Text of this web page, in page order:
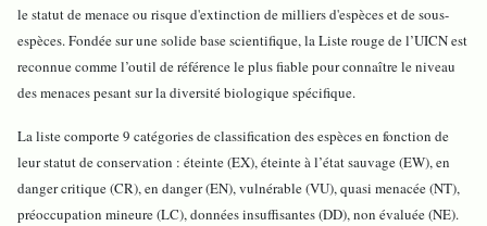
le statut de menace ou risque d'extinction de milliers d'espèces et de sous-
espèces. Fondée sur une solide base scientifique, la Liste rouge de l’UICN est
reconnue comme l’outil de référence le plus fiable pour connaître le niveau
des menaces pesant sur la diversité biologique spécifique.
La liste comporte 9 catégories de classification des espèces en fonction de
leur statut de conservation : éteinte (EX), éteinte à l’état sauvage (EW), en
danger critique (CR), en danger (EN), vulnérable (VU), quasi menacée (NT),
préoccupation mineure (LC), données insuffisantes (DD), non évaluée (NE).